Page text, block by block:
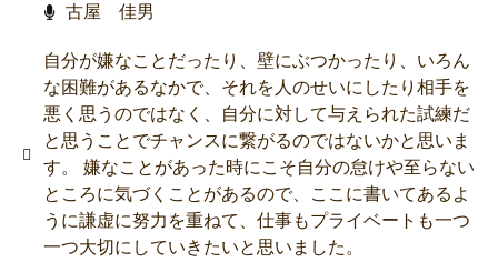
古屋 佳男
自分が嫌なことだったり、壁にぶつかったり、いろん
な困難があるなかで、それを人のせいにしたり相手を
悪く思うのではなく、自分に対して与えられた試練だ
と思うことでチャンスに繋がるのではないかと思いま
す。 嫌なことがあった時にこそ自分の怠けや至らない
ところに気づくことがあるので、ここに書いてあるよ
うに謙虚に努力を重ねて、仕事もプライベートも一つ
一つ大切にしていきたいと思いました。